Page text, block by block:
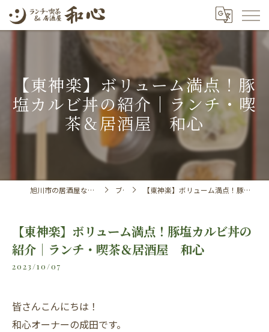
【東神楽】ボリューム満点！豚
塩カルビ丼の紹介｜ランチ・喫
茶＆居酒屋 和心
旭川市の居酒屋ならランチ・喫茶＆居酒屋 和心 ブログ 【東神楽】ボリューム満点！豚塩カルビ丼の紹介｜ランチ・喫茶＆居酒屋 和心
【東神楽】ボリューム満点！豚塩カルビ丼の
紹介｜ランチ・喫茶＆居酒屋 和心
2023/10/07
皆さんこんにちは！
和心オーナーの成田です。